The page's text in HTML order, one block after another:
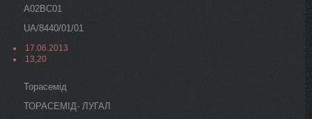
A02BC01
UA/8440/01/01
17.06.2013
13,20
Торасемід
ТОРАСЕМІД- ЛУГАЛ